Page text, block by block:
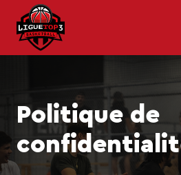
content
Politique de